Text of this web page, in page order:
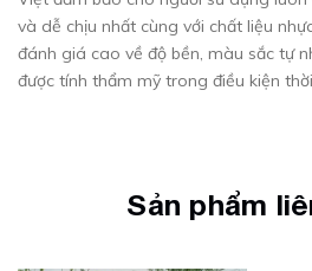
và dễ chịu nhất cùng với chất liệu
đánh giá cao về độ bền, màu sắc tự
được tính thẩm mỹ trong điều kiện
Sản phẩm